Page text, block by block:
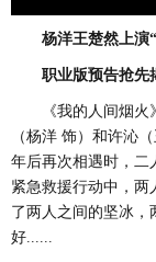
杨洋王楚然上演
职业版预告抢先
《我的人间烟
（杨洋 饰）和许沁
年后再次相遇时，二
紧急救援行动中，两
了两人之间的坚冰，
好